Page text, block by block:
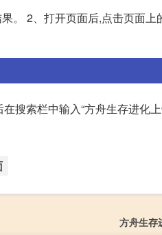
。 2、打开页面后,点击页面上
搜索栏中输入“方舟生存进化
方舟生存